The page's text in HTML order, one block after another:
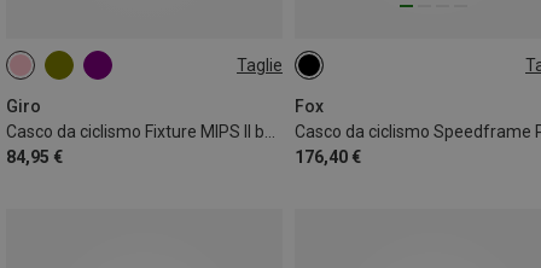
Taglie
Giro
Casco da ciclismo Fixture MIPS II bambino
84,95 €
50-57CM
Fox
176,40 €
51-55CM